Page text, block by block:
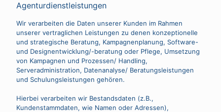
Agenturdienstleistungen
Wir verarbeiten die Daten unserer Kunden im Rahmen
unserer vertraglichen Leistungen zu denen konzeptionelle
und strategische Beratung, Kampagnenplanung, Software-
und Designentwicklung/-beratung oder Pflege, Umsetzung
von Kampagnen und Prozessen/ Handling,
Serveradministration, Datenanalyse/ Beratungsleistungen
und Schulungsleistungen gehören.
Hierbei verarbeiten wir Bestandsdaten (z.B.,
Kundenstammdaten, wie Namen oder Adressen),